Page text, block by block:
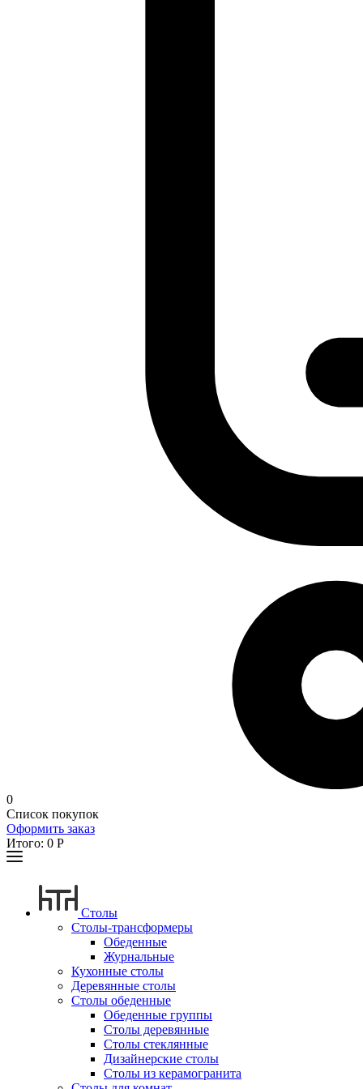
0
Список покупок
Оформить заказ
Итого: 0 Р
Столы
Столы-трансформеры
Обеденные
Журнальные
Кухонные столы
Деревянные столы
Столы обеденные
Обеденные группы
Столы деревянные
Столы стеклянные
Дизайнерские столы
Столы из керамогранита